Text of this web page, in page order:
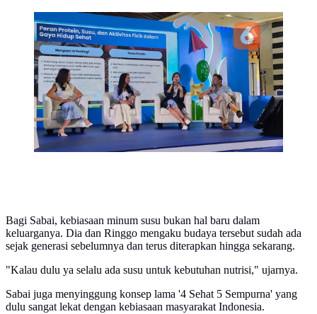
Sabai Morscheck ungkap pola makan anak dan
kebiasaan kecil di rumah yang ternyata berpengaruh
besar pada kesehatan dan aktivitas mereka (Foto:
Aditya Eka Prawira/Liputan6.com)
Bagi Sabai, kebiasaan minum susu bukan hal baru dalam
keluarganya. Dia dan Ringgo mengaku budaya tersebut sudah ada
sejak generasi sebelumnya dan terus diterapkan hingga sekarang.
"Kalau dulu ya selalu ada susu untuk kebutuhan nutrisi," ujarnya.
Sabai juga menyinggung konsep lama '4 Sehat 5 Sempurna' yang
dulu sangat lekat dengan kebiasaan masyarakat Indonesia.